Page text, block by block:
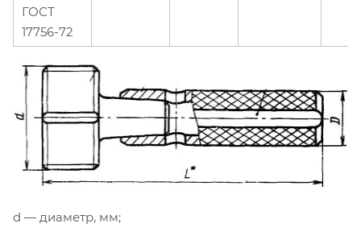
ГОСТ
17756-72
d — диаметр, мм;